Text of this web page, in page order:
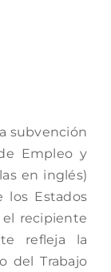
subvención
Empleo y
en inglés)
los Estados
el recipiente
refleja la
del Trabajo